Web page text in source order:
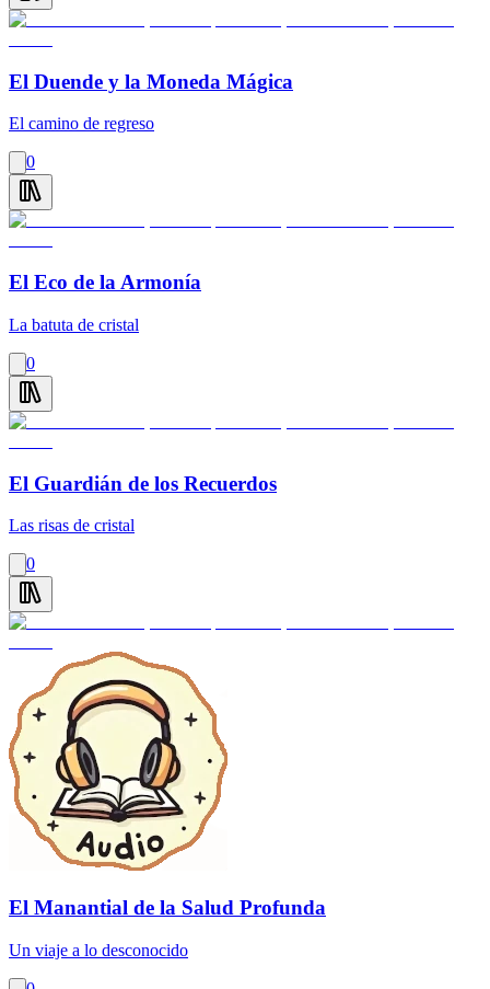
El Duende y la Moneda Mágica
El camino de regreso
0
El Eco de la Armonía
La batuta de cristal
0
El Guardián de los Recuerdos
Las risas de cristal
0
El Manantial de la Salud Profunda
Un viaje a lo desconocido